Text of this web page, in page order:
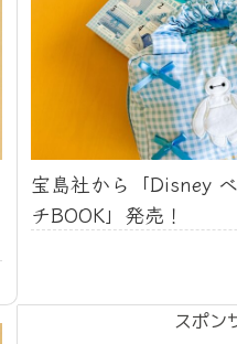
宝島社から「Disney
チBOOK」発売！
スポン